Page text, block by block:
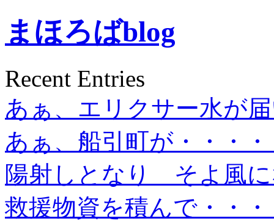
まほろばblog
Recent Entries
あぁ、エリクサー水が
あぁ、船引町が・・・
陽射しとなり そよ風
救援物資を積んで・・